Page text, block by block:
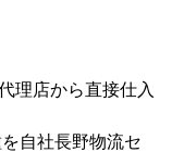
から直接仕入
社長野物流セ